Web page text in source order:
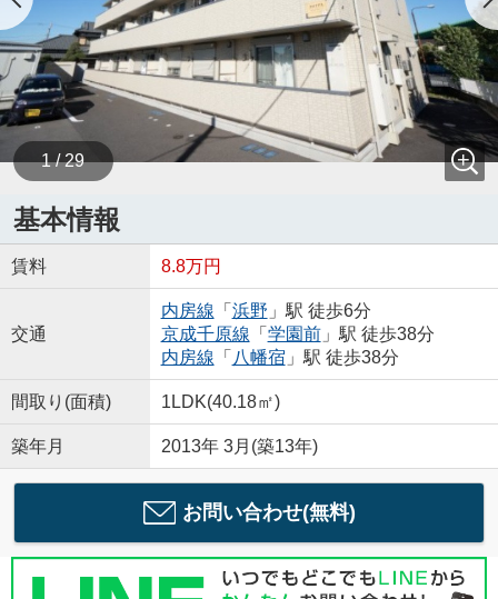
1 / 29
基本情報
賃料 8.8万円
交通
内房線 「 浜野 」駅 徒歩6分
京成千原線 「 学園前」駅 徒歩38分
内房線 「 八幡宿 」駅 徒歩38分
間取り(面積) 1LDK(40.18㎡)
築年月 2013年 3月(築13年)
お問い合わせ(無料)